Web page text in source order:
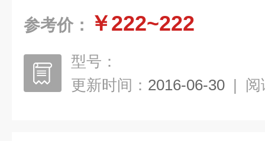
参考价： ￥222~222
型号：
更新时间： 2016-06-30 | 阅